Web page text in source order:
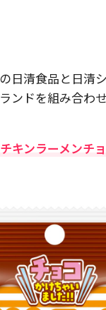
日清食品と日清
ンドを組み合わ
チキンラーメンチ